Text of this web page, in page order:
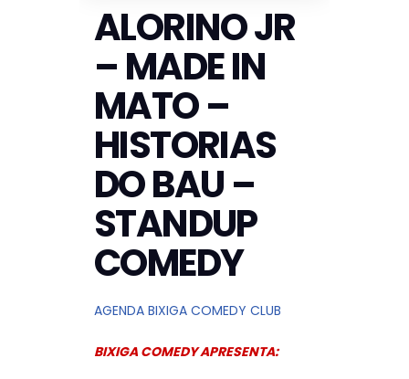
ALORINO JR
– MADE IN
MATO –
HISTORIAS
DO BAU –
STANDUP
COMEDY
AGENDA BIXIGA COMEDY CLUB
BIXIGA COMEDY APRESENTA: